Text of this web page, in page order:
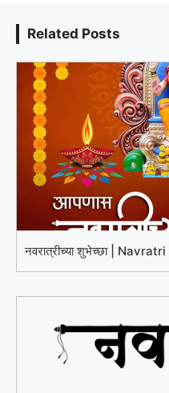
Related Posts
नवरात्रीच्या शुभेच्छा |